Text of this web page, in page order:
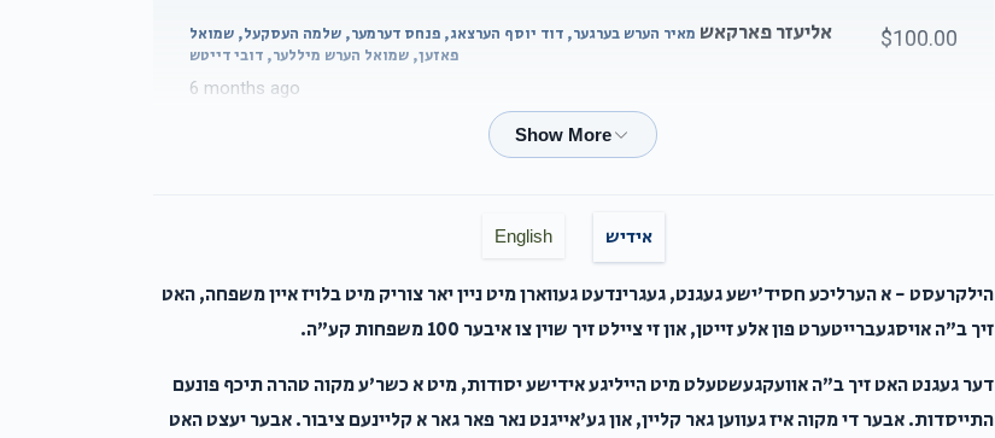
אליעזר פארקאש מאיר הערש בערגער, דוד יוסף הערצאג, פנחס דערמער, שלמה העסקעל, שמואל
פאזען, שמואל הערש מיללער, דובי דייטש
6 months ago
$100.00
יעקב רייזשמואל הערש מיללער
6 months ago
$100.00
English אידיש
הילקרעסט - א הערליכע חסיד'ישע געגנט, געגרינדעט געווארן מיט ניין יאר צוריק מיט בלויז איין משפחה, האט
זיך ב"ה אויסגעברייטערט פון אלע זייטן, און זי ציילט זיך שוין צו איבער 100 משפחות קע"ה.
דער געגנט האט זיך ב"ה אוועקגעשטעלט מיט הייליגע אידישע יסודות, מיט א כשר'ע מקוה טהרה תיכף פונעם
התייסדות. אבער די מקוה איז געווען גאר קליין, און גע'אייגנט נאר פאר גאר א קליינעם ציבור. אבער יעצט האט